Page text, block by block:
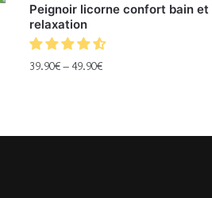
Peignoir licorne confort bain et
relaxation
39.90€– 49.90€